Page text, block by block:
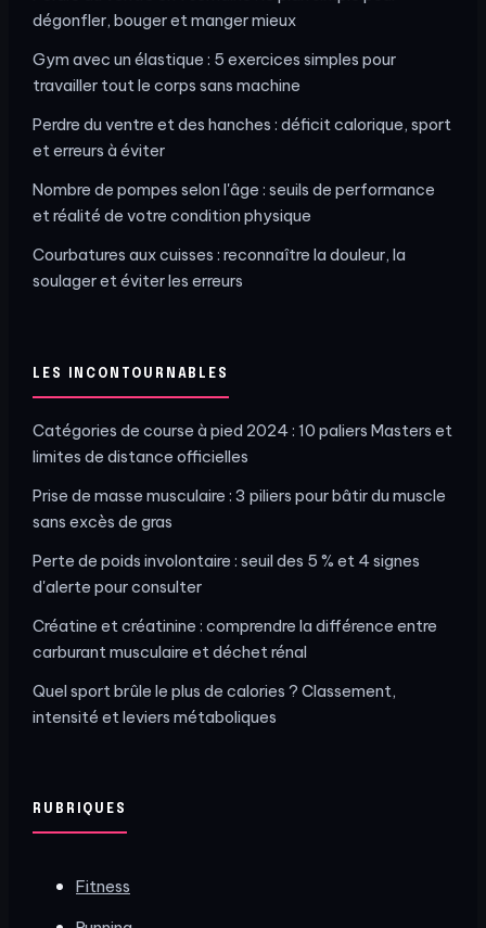
dégonfler, bouger et manger mieux
Gym avec un élastique : 5 exercices simples pour
travailler tout le corps sans machine
Perdre du ventre et des hanches : déficit calorique, sport
et erreurs à éviter
Nombre de pompes selon l'âge : seuils de performance
et réalité de votre condition physique
Courbatures aux cuisses : reconnaître la douleur, la
soulager et éviter les erreurs
LES INCONTOURNABLES
Catégories de course à pied 2024 : 10 paliers Masters et
limites de distance officielles
Prise de masse musculaire : 3 piliers pour bâtir du muscle
sans excès de gras
Perte de poids involontaire : seuil des 5 % et 4 signes
d'alerte pour consulter
Créatine et créatinine : comprendre la différence entre
carburant musculaire et déchet rénal
Quel sport brûle le plus de calories ? Classement,
intensité et leviers métaboliques
RUBRIQUES
Fitness